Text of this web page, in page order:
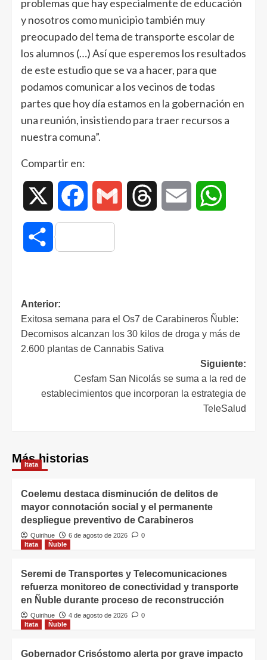
problemas que hay especialmente de educación
y nosotros como municipio también muy
preocupado del tema de transporte escolar de
los alumnos (…) Así que esperemos los resultados
de este estudio que se va a hacer, para que
podamos comunicar a los vecinos de todas
partes que hoy día estamos en la gobernación en
una reunión, insistiendo para traer recursos a
nuestra comuna”.
Compartir en:
Facebook Gmail Threads Email
Compartir
Anterior:
Exitosa semana para el Os7 de Carabineros Ñuble:
Decomisos alcanzan los 30 kilos de droga y más de
2.600 plantas de Cannabis Sativa
Siguiente:
Cesfam San Nicolás se suma a la red de
establecimientos que incorporan la estrategia de
TeleSalud
Más historias
Itata
Coelemu destaca disminución de delitos de
mayor connotación social y el permanente
despliegue preventivo de Carabineros
Quirihue 6 de agosto de 2026
0
Itata
Ñuble
Seremi de Transportes y Telecomunicaciones
refuerza monitoreo de conectividad y transporte
en Ñuble durante proceso de reconstrucción
Quirihue 4 de agosto de 2026
0
Itata
Ñuble
Gobernador Crisóstomo alerta por grave impacto